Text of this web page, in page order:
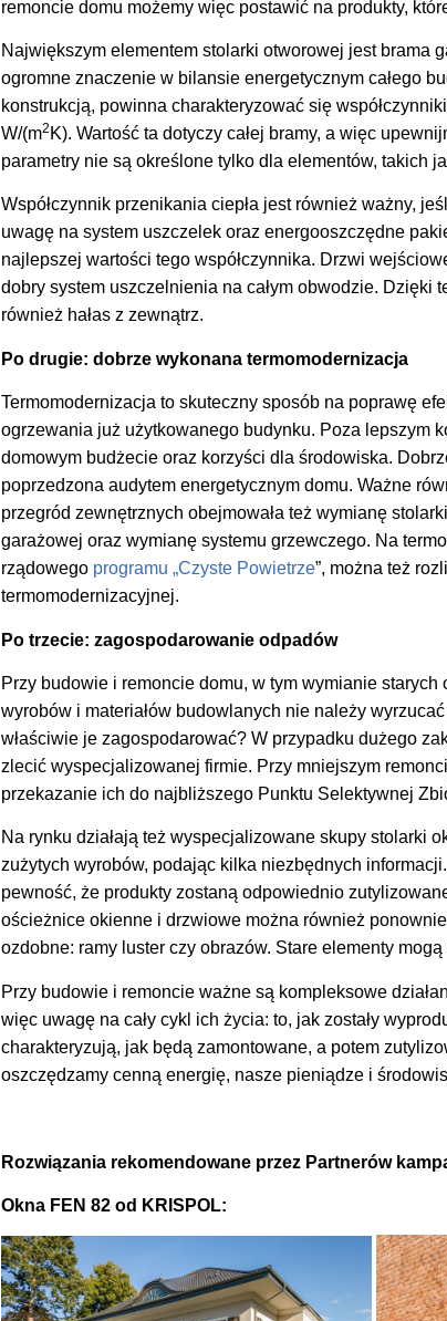
remoncie domu możemy więc postawić na produkty,
Największym elementem stolarki otworowej jest brama
ogromne znaczenie w bilansie energetycznym całego
konstrukcją, powinna charakteryzować się
W/(m2 K). Wartość ta dotyczy całej bramy, a więc
parametry nie są określone tylko dla elementów, takich
Współczynnik przenikania ciepła jest również ważny,
uwagę na system uszczelek oraz energooszczędne
najlepszej wartości tego współczynnika. Drzwi
dobry system uszczelnienia na całym obwodzie. Dzięki
również hałas z zewnątrz.
Po drugie: dobrze wykonana termomodernizacja
Termomodernizacja to skuteczny sposób na poprawę
ogrzewania już użytkowanego budynku. Poza lepszym
domowym budżecie oraz korzyści dla środowiska.
poprzedzona audytem energetycznym domu. Ważne
przegród zewnętrznych obejmowała też wymianę
garażowej oraz wymianę systemu grzewczego. Na
rządowego programu „Czyste Powietrze”, można też
termomodernizacyjnej.
Po trzecie: zagospodarowanie odpadów
Przy budowie i remoncie domu, w tym wymianie
wyrobów i materiałów budowlanych nie należy
właściwie je zagospodarować? W przypadku dużego
zlecić wyspecjalizowanej firmie. Przy mniejszym
przekazanie ich do najbliższego Punktu Selektywnej
Na rynku działają też wyspecjalizowane skupy stolarki
zużytych wyrobów, podając kilka niezbędnych
pewność, że produkty zostaną odpowiednio
ościeżnice okienne i drzwiowe można również
ozdobne: ramy luster czy obrazów. Stare elementy
Przy budowie i remoncie ważne są kompleksowe
więc uwagę na cały cykl ich życia: to, jak zostały
charakteryzują, jak będą zamontowane, a potem
oszczędzamy cenną energię, nasze pieniądze i
Rozwiązania rekomendowane przez Partnerów
Okna FEN 82 od KRISPOL: